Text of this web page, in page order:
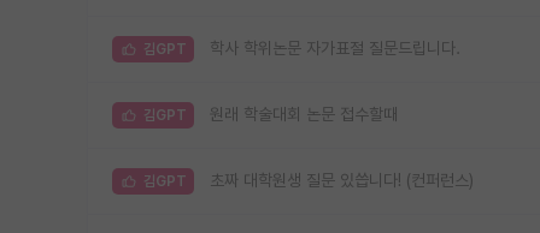
김GPT 학사 학위논문 자가표절 질문드립니다.
김GPT 원래 학술대회 논문 접수할때
김GPT 초짜 대학원생 질문 있씁니다! (컨퍼런스)